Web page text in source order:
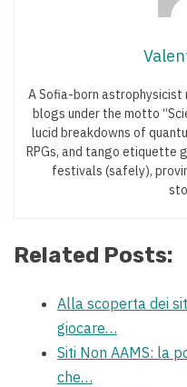
A Sofia-born astrophysicist
blogs under the motto
lucid breakdowns of
RPGs, and tango etiquette
festivals (safely),
Related Posts:
Alla scoperta dei
giocare…
Siti Non AAMS: la
che…